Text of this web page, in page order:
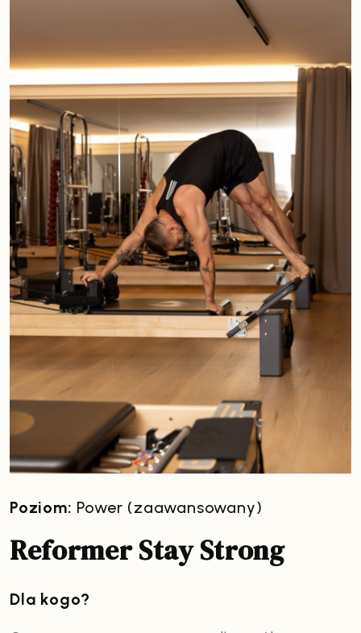
Poziom: Power (zaawansowany)
Reformer Stay Strong
Dla kogo?